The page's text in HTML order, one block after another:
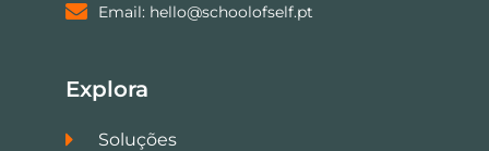
Email: hello@schoolofself.pt
Explora
Soluções